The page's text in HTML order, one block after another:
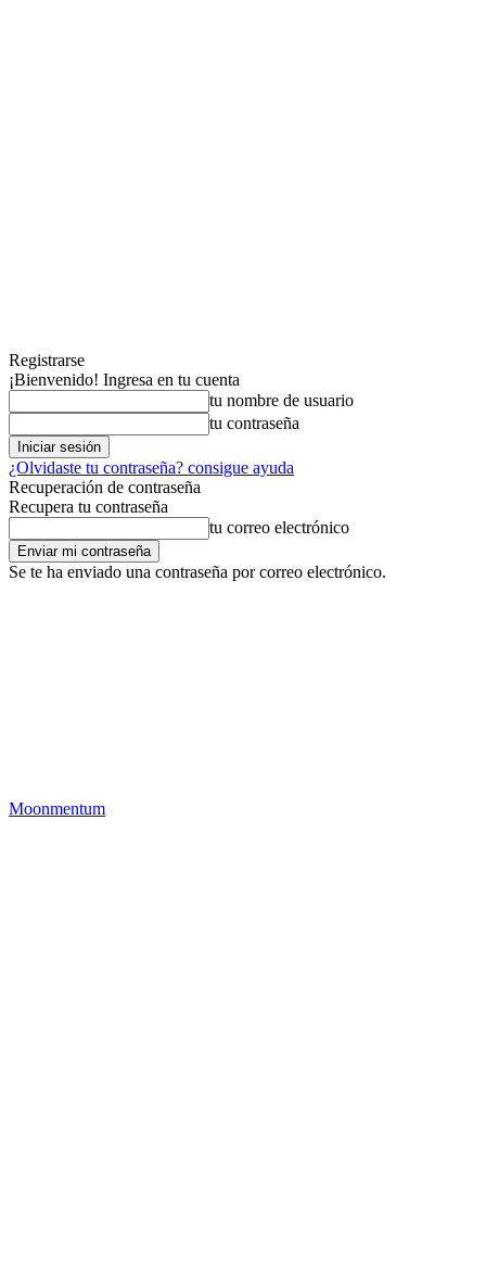
Registrarse
¡Bienvenido! Ingresa en tu cuenta
tu nombre de usuario
tu contraseña
¿Olvidaste tu contraseña? consigue ayuda
Recuperación de contraseña
Recupera tu contraseña
tu correo electrónico
Se te ha enviado una contraseña por correo electrónico.
Moonmentum